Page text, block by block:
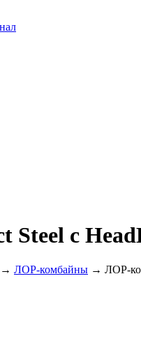
Steel с
→ ЛОР-комбайны → ЛОР-